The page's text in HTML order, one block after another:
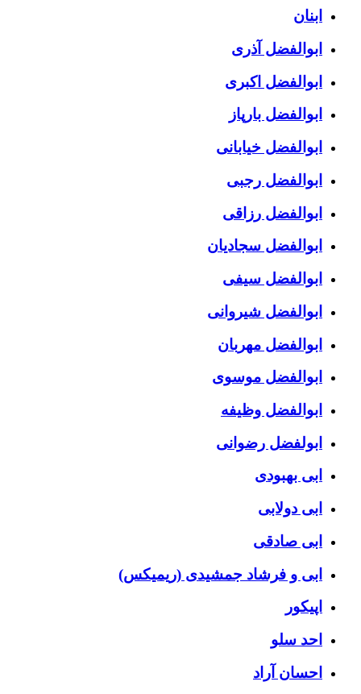
ابنان
ابوالفضل آذری
ابوالفضل اکبری
ابوالفضل بارپاز
ابوالفضل خیابانی
ابوالفضل رجبی
ابوالفضل رزاقی
ابوالفضل سجادیان
ابوالفضل سیفی
ابوالفضل شیروانی
ابوالفضل مهربان
ابوالفضل موسوی
ابوالفضل وظیفه
ابولفضل رضوانی
ابی بهبودی
ابی دولابی
ابی صادقی
ابی و فرشاد جمشیدی (ریمیکس)
اپیکور
احد سلو
احسان آراد